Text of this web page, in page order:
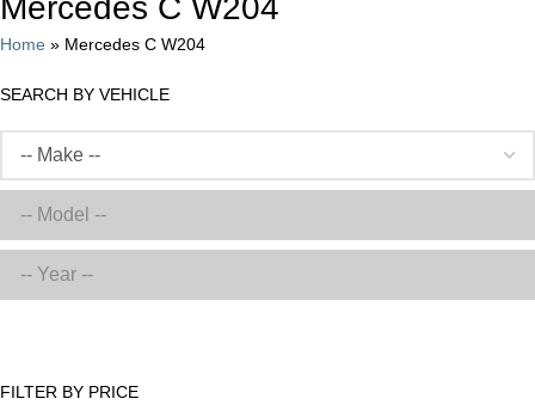
Home » Mercedes C W204
SEARCH BY VEHICLE
FILTER BY PRICE